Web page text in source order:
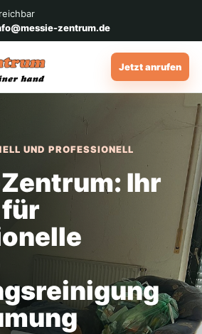
zentrum.de
Jetzt anrufen
UND PROFESSIONELL
Ihr